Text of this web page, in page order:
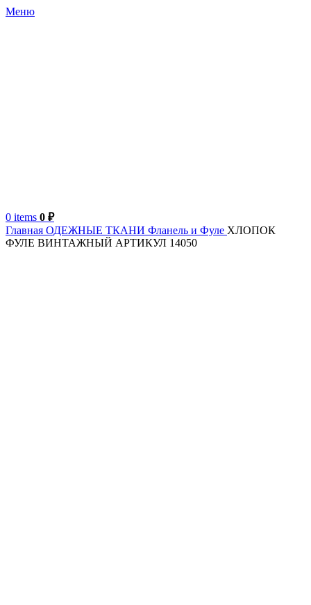
Меню
0 items 0 ₽
Главная ОДЕЖНЫЕ ТКАНИ Фланель и Фуле ХЛОПОК
ФУЛЕ ВИНТАЖНЫЙ АРТИКУЛ 14050